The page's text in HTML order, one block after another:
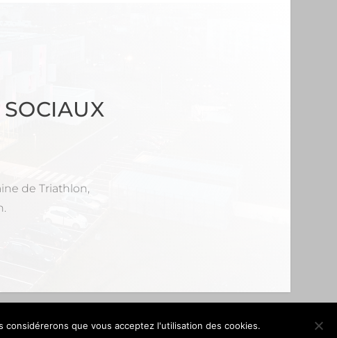
de Triathlon,
que vous acceptez l'utilisation des cookies.